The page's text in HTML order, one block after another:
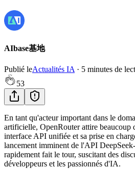
AIbase基地
Publié leActualités IA · 5 minutes de
53
En tant qu'acteur important dans le
artificielle, OpenRouter attire beaucoup
interface API unifiée et sa prise en
lancement imminent de l'API
rapidement fait le tour, suscitant des
développeurs et les passionnés d'IA.